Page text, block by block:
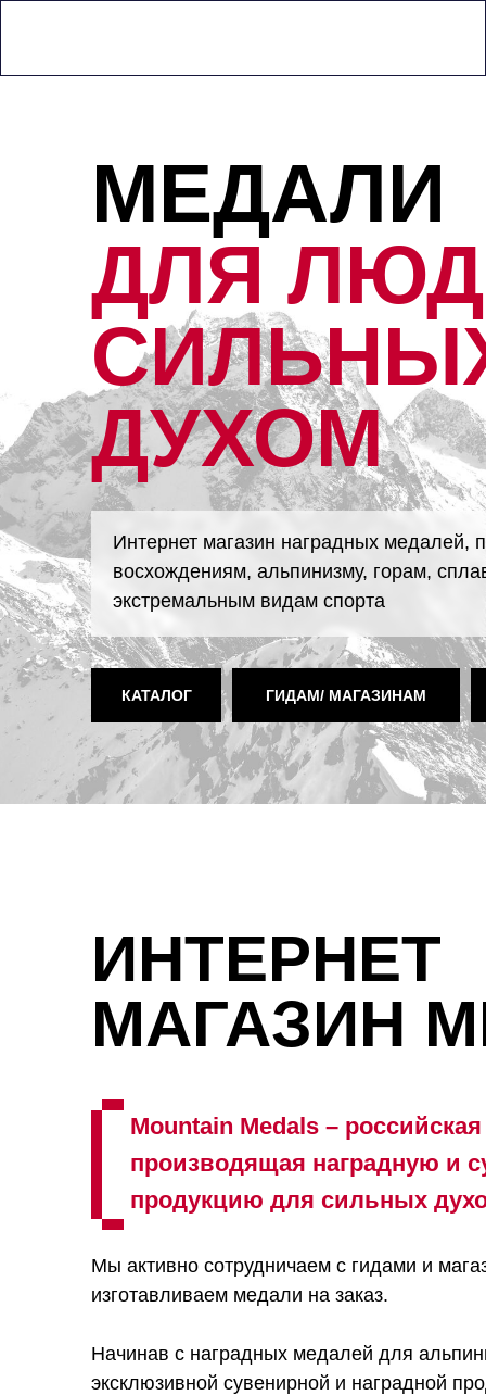
МЕДАЛИ
ДЛЯ
ДУХОМ
КАТАЛОГ ГИДАМ/ МАГАЗИНАМ
Интернет магазин наградных медалей,
восхождениям, альпинизму, горам,
экстремальным видам спорта
ИНТЕРНЕТ
МАГАЗИН
Мы активно сотрудничаем с гидами и
изготавливаем медали на заказ.
Начинав с наградных медалей для
эксклюзивной сувенирной и наградной
Mountain Medals –
производящая наградную и
продукцию для сильных